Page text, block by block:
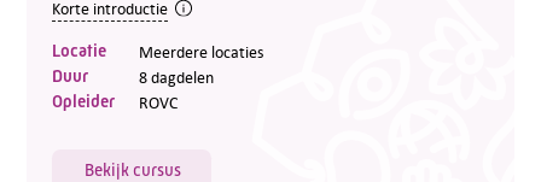
Korte introductie
Locatie Meerdere locaties
Duur 8 dagdelen
Opleider ROVC
Bekijk cursus